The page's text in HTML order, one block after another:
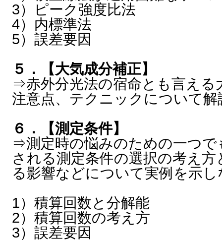
3）ピーク強度比法
4）内標準法
5）誤差要因
５．【大気成分補正】
⇒赤外分光法の宿命とも言える
注意点、テクニックについて解
６．【測定条件】
⇒測定時の悩みのための一つで
される測定条件の選択の考え
る影響などについて実例を示
1）積算回数と分解能
2）積算回数の考え方
3）誤差要因